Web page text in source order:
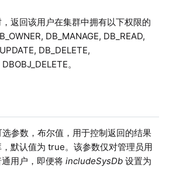
返回该用户在集群中拥有以下权限的
DB_MANAGE, DB_READ,
DB_DELETE,
。
选参数，布尔值，用于控制返回的结果
默认值为 true。该参数仅对管理员用
用户，即便将 includeSysDb设置为